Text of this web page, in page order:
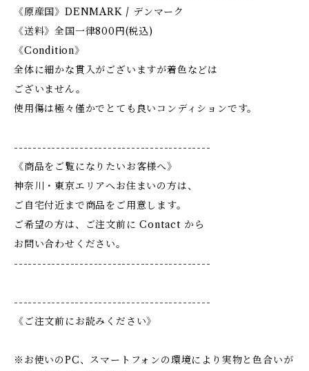
《原産国》DENMARK / デンマーク
《送料》全国一律800円(税込)
《Condition》
全体に細かな貫入がございますが着色などは
ございません。
使用傷は極々僅かでとても良いコンディションです。
------------------------------------------
《商品をご覧になりたいお客様へ》
神奈川・東京エリアへお住まいの方は、
ご自宅付近まで商品をご用意します。
ご希望の方は、ご注文前に Contact から
お問い合わせください。
------------------------------------------
------------------------------------------
《ご注文前にお読みください》
※お使いのPC、スマートフォンの環境により実物と色合いが